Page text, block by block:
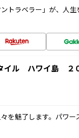
トラベラー」が、人
ル ハワイ島 ２
を魅了します。パワ